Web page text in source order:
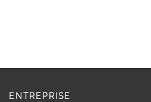
ENTREPRISE